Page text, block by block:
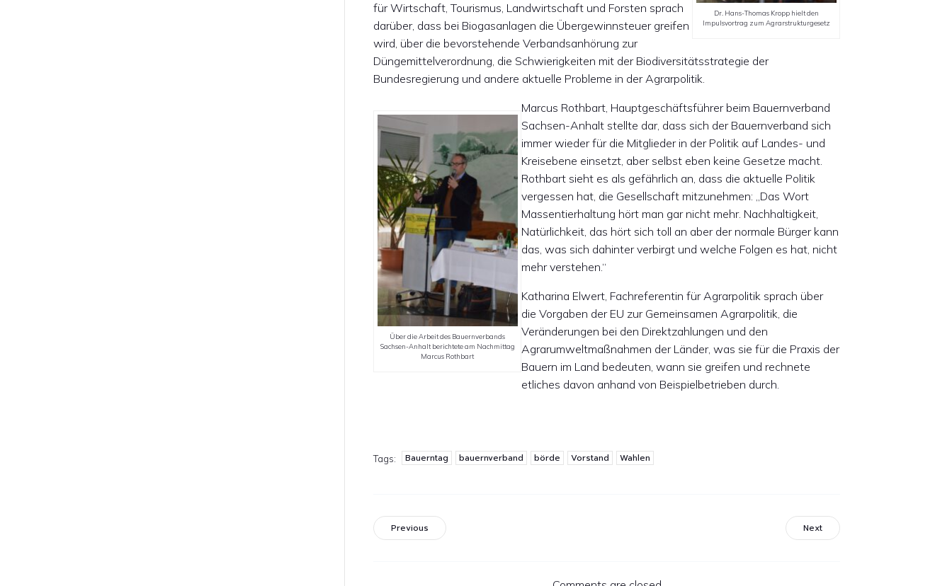
Dr. Hans-Thomas Kropp hielt den
Impulsvortrag zum Agrarstrukturgesetz
für Wirtschaft, Tourismus, Landwirtschaft und Forsten sprach
darüber, dass bei Biogasanlagen die Übergewinnsteuer greifen
wird, über die bevorstehende Verbandsanhörung zur
Düngemittelverordnung, die Schwierigkeiten mit der Biodiversitätsstrategie der
Bundesregierung und andere aktuelle Probleme in der Agrarpolitik.
Über die Arbeit des Bauernverbands
Sachsen-Anhalt berichtete am Nachmittag
Marcus Rothbart
Marcus Rothbart, Hauptgeschäftsführer beim Bauernverband
Sachsen-Anhalt stellte dar, dass sich der Bauernverband sich
immer wieder für die Mitglieder in der Politik auf Landes- und
Kreisebene einsetzt, aber selbst eben keine Gesetze macht.
Rothbart sieht es als gefährlich an, dass die aktuelle Politik
vergessen hat, die Gesellschaft mitzunehmen: „Das Wort
Massentierhaltung hört man gar nicht mehr. Nachhaltigkeit,
Natürlichkeit, das hört sich toll an aber der normale Bürger kann
das, was sich dahinter verbirgt und welche Folgen es hat, nicht
mehr verstehen.“
Katharina Elwert, Fachreferentin für Agrarpolitik sprach über
die Vorgaben der EU zur Gemeinsamen Agrarpolitik, die
Veränderungen bei den Direktzahlungen und den
Agrarumweltmaßnahmen der Länder, was sie für die Praxis der
Bauern im Land bedeuten, wann sie greifen und rechnete
etliches davon anhand von Beispielbetrieben durch.
Tags: Bauerntag bauernverband börde Vorstand Wahlen
Previous Next